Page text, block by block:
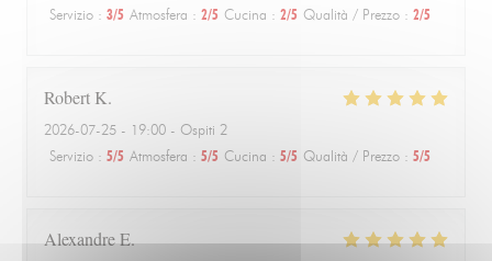
Servizio : 3/5 Atmosfera : 2/5 Cucina : 2/5 Qualità / Prezzo : 2/5
Robert K
2026-07-25 - 19:00 - Ospiti 2
Servizio : 5/5 Atmosfera : 5/5 Cucina : 5/5 Qualità / Prezzo : 5/5
AlexandreE